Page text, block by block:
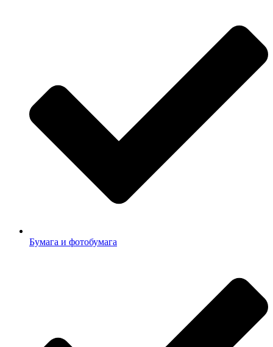
Бумага и фотобумага